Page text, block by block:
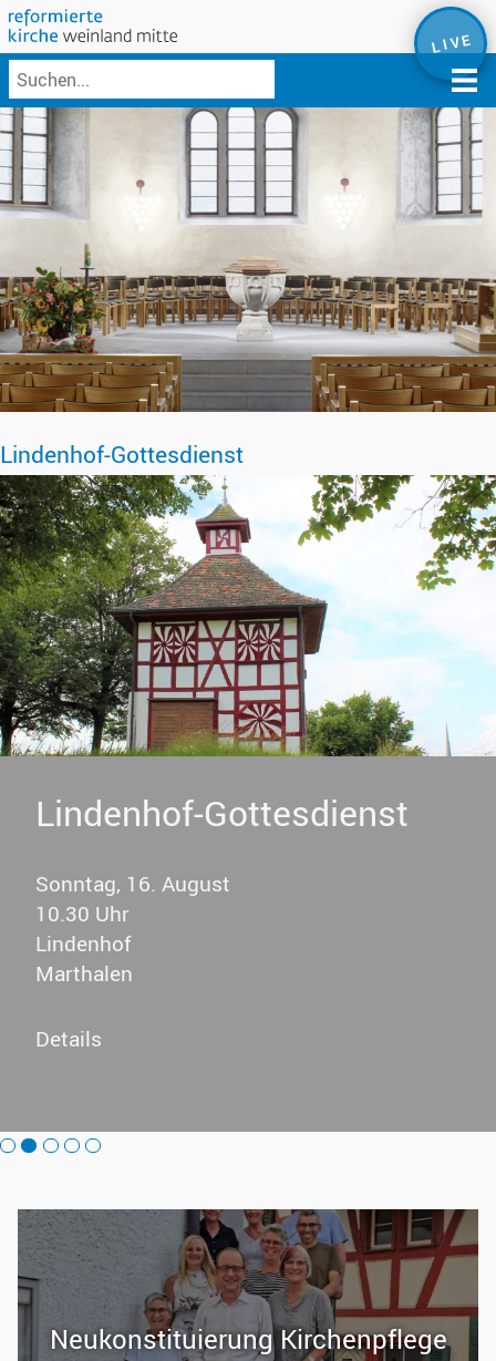
L I V E
Lindenhof-Gottesdienst
Lindenhof-Gottesdienst
Sonntag, 16. August
10.30 Uhr
Lindenhof
Marthalen
Details
Neu­kon­sti­tu­ie­rung Kir­chen­pfle­ge